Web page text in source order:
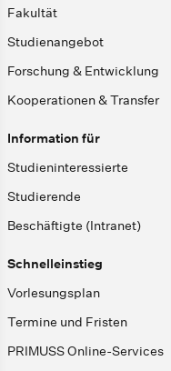
Fakultät
Studienangebot
Forschung & Entwicklung
Kooperationen & Transfer
Information für
Studieninteressierte
Studierende
Beschäftigte (Intranet)
Schnelleinstieg
Vorlesungsplan
Termine und Fristen
PRIMUSS Online-Services